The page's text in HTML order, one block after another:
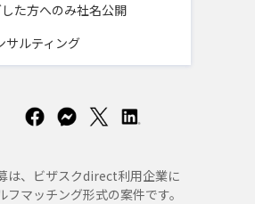
た方へのみ社名公開
サルティング
は、ビザスクdirect利用企業に
フマッチング形式の案件です。